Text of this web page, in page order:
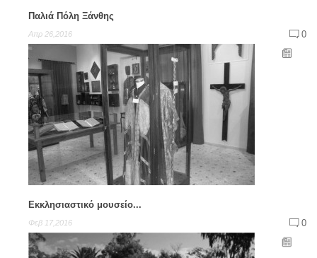
Παλιά Πόλη Ξάνθης
Απρ 26,2016 0
Εκκλησιαστικό μουσείο...
Φεβ 17,2016 0